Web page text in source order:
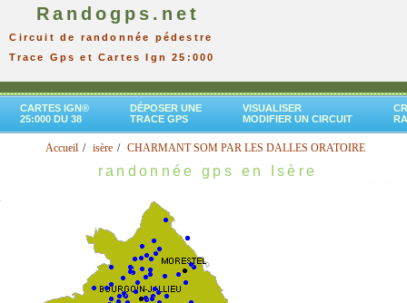
Randogps.net
Circuit de randonnée pédestre
Trace Gps et Cartes Ign 25:000
CARTES IGN®
25:000 DU 38
DÉPOSER UNE
TRACE GPS
VISUALISER
MODIFIER UN CIRCUIT
Accueil isère CHARMANT SOM PAR LES DALLES ORATOIRE
randonnée gps en Isère